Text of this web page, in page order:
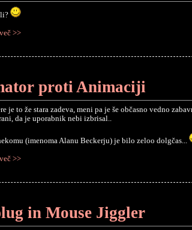
>>
proti Animaciji
je to že stara zadeva, meni pa je še občasno vedno
da je uporabnik nebi izbrisal..
(imenoma Alanu Beckerju) je bilo zeloo dolgčas...
>>
in Mouse Jiggler